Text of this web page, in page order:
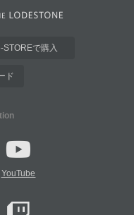
STOREで購入
ド
YouTube